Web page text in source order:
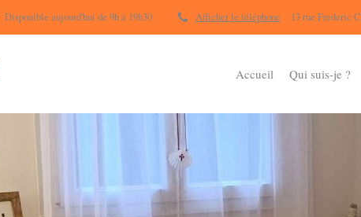
Disponible aujourd'hui de 9h à 19h30 Afficher le téléphone 13 rue Frederic
Accueil Qui suis-je ?